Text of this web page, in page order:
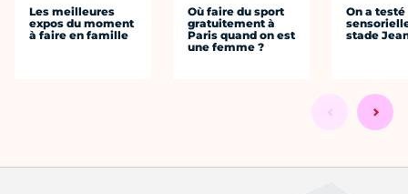
Les meilleures
expos du moment
à faire en famille
Où faire du sport
gratuitement à
Paris quand on est
une femme ?
On a
stade